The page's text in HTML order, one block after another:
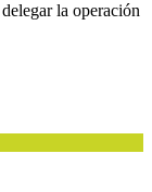
la operación